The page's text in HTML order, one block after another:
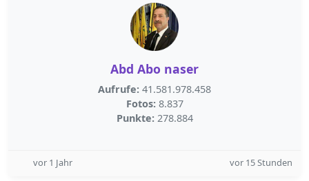
Abd Abo naser
Aufrufe: 41.581.978.458
Fotos: 8.837
Punkte: 278.884
vor 1 Jahr vor 15 Stunden